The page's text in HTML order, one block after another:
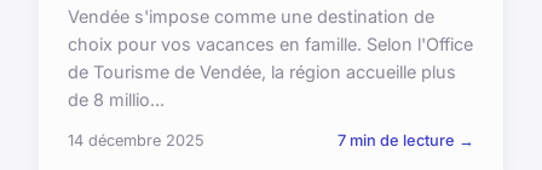
Vendée s'impose comme une destination de
choix pour vos vacances en famille. Selon l'Office
de Tourisme de Vendée, la région accueille plus
de 8 millio...
14 décembre 2025 7 min de lecture →